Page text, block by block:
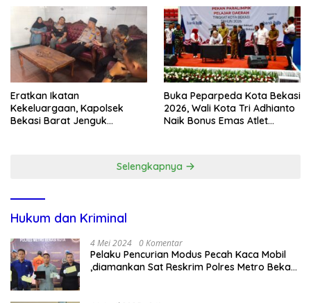
Eratkan Ikatan
Kekeluargaan, Kapolsek
Bekasi Barat Jenguk
Buka Peparpeda Kota Bekasi
2026, Wali Kota Tri Adhianto
Naik Bonus Emas Atlet
Selengkapnya
Hukum dan Kriminal
4 Mei 2024 0 Komentar
Pelaku Pencurian Modus Pecah Kaca Mobil
,diamankan Sat Reskrim Polres Metro Bekasi